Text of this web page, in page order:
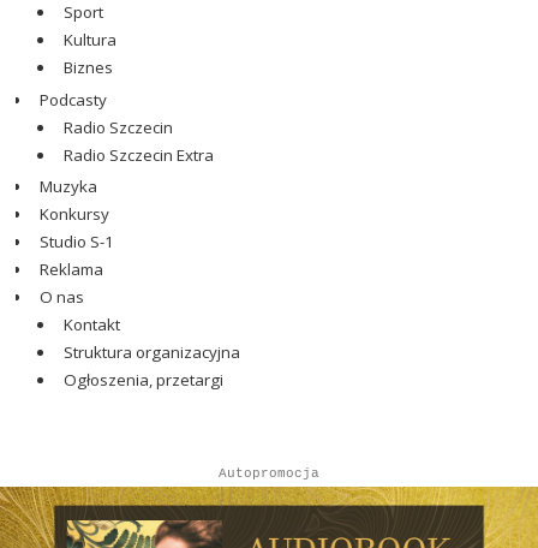
Sport
Kultura
Biznes
Podcasty
Radio Szczecin
Radio Szczecin Extra
Muzyka
Konkursy
Studio S-1
Reklama
O nas
Kontakt
Struktura organizacyjna
Ogłoszenia, przetargi
Autopromocja
Reklama
Autopromocja